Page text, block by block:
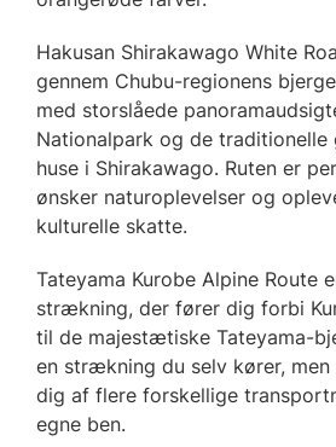
Hakusan Shirakawago White
gennem Chubu-regionens
med storslåede
Nationalpark og de traditionelle
huse i Shirakawago. Ruten er
ønsker naturoplevelser og
kulturelle skatte.
Tateyama Kurobe Alpine Route
strækning, der fører dig forbi
til de majestætiske Tateyama-
en strækning du selv kører,
dig af flere forskellige
egne ben.